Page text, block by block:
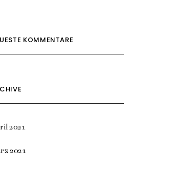
KOMMENTARE
2021
2021